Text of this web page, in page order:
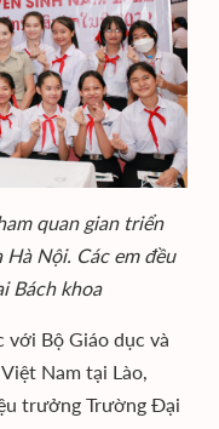
quan gian triển
Nội. Các em đều
Bách khoa
với Bộ Giáo dục và
Nam tại Lào,
trưởng Trường Đại